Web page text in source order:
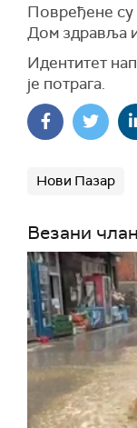
Повређене су
Дом здравља
Идентитет
је потрага.
Нови Пазар
Везани